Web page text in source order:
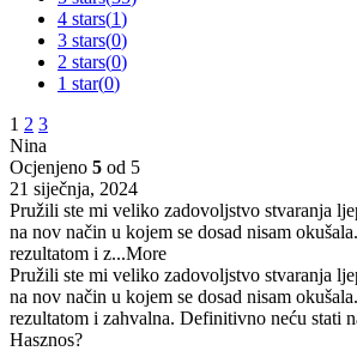
4 stars(1)
3 stars(0)
2 stars(0)
1 star(0)
1 2 3
Nina
Ocjenjeno 5 od 5
21 siječnja, 2024
Pružili ste mi veliko zadovoljstvo stvaranja
na nov način u kojem se dosad nisam
rezultatom i z...More
Pružili ste mi veliko zadovoljstvo stvaranja
na nov način u kojem se dosad nisam
rezultatom i zahvalna. Definitivno neću stati
Hasznos?